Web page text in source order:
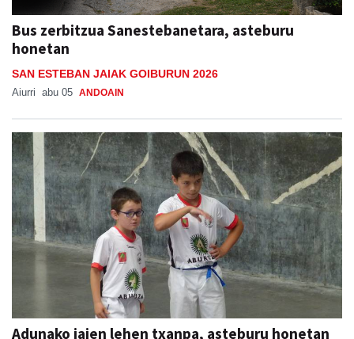
Bus zerbitzua Sanestebanetara, asteburu
honetan
SAN ESTEBAN JAIAK GOIBURUN 2026
Aiurri abu 05 ANDOAIN
Adunako jaien lehen txanpa, asteburu honetan